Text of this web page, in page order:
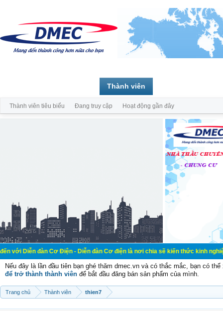
đàn Cơ Điện - Diễn đàn Cơ điện là nơi chia sẽ kiến thức kinh nghiệm trong
Nếu đây là lần đầu tiên bạn ghé thăm dmec.vn và có thắc mắc, bạn có
để trở thành thành viên để bắt đầu đăng bán sản phẩm của mình.
Trang chủ Thành viên thien7
Thành viên
Thành viên tiêu biểu Đang truy cập Hoạt động gần đây